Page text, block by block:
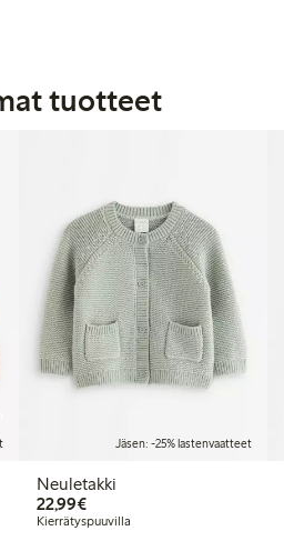
tuotteet
Jäsen: -25% lastenvaatteet
Neuletakki
22,99€22,99 €
Kierrätyspuuvilla